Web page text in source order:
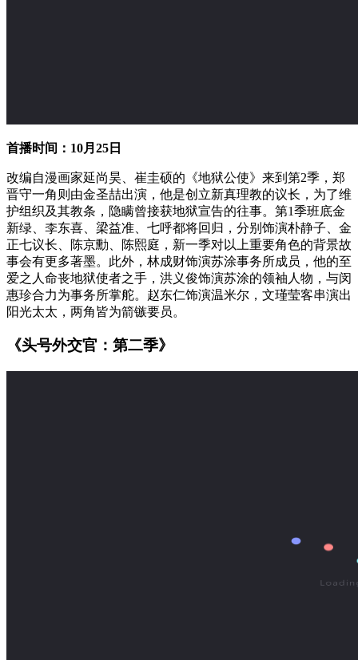
首播时间：10月25日
改编自漫画家延尚昊、崔圭硕的《地狱公使》来到第2季，郑
晋守一角则由金圣喆出演，他是创立新真理教的议长，为了维
护组织及其教条，隐瞒曾接获地狱宣告的往事。第1季班底金
新绿、李东喜、梁益准、七呼都将回归，分别饰演朴静子、金
正七议长、陈京勳、陈熙庭，新一季对以上重要角色的背景故
事会有更多著墨。此外，林成财饰演苏涂事务所成员，他的至
爱之人命丧地狱使者之手，洪义俊饰演苏涂的领袖人物，与闵
惠珍合力为事务所掌舵。赵东仁饰演温米尔，文瑾莹客串演出
阳光太太，两角皆为箭镞要员。
《头号外交官：第二季》